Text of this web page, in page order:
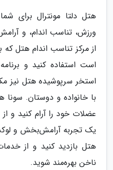
هتل دلتا مونترال برای
ورزش، تناسب اندام، و
از مرکز تناسب اندام هتل
است استفاده کنید و
استخر سرپوشیده هتل نیز
با خانواده و دوستان.
عضلات خود را آرام کنید و
یک تجربه آرامش‌بخش و
هتل بازدید کنید و از
ناخن بهره‌مند شوید.